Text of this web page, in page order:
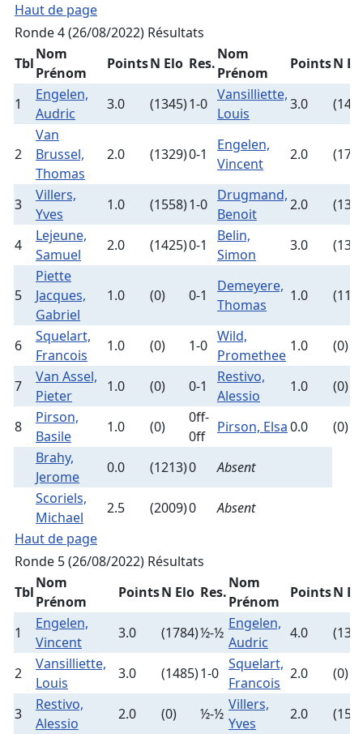
Haut de page
Ronde 4 (26/08/2022) Résultats
Tbl
Nom
Prénom
PointsN Elo Res.
Nom
Prénom
PointsN
1
Engelen,
Audric
3.0 (1345)1-0
Vansilliette,
Louis
3.0
2
Van
Brussel,
Thomas
2.0 (1329)0-1
Engelen,
Vincent
2.0
3
Villers,
Yves
1.0 (1558)1-0
Drugmand,
Benoit
2.0
4
Lejeune,
Samuel
2.0 (1425)0-1
Belin,
Simon
3.0
5
Piette
Jacques,
Gabriel
1.0 (0) 0-1
Demeyere,
Thomas
1.0
6
Squelart,
Francois
1.0 (0) 1-0
Wild,
Promethee
1.0 (0)
7
Van Assel,
Pieter
1.0 (0) 0-1
Restivo,
Alessio
1.0 (0)
8
Pirson,
Basile
1.0 (0)
0ff-
0ff
Pirson, Elsa0.0
(0)
Brahy,
Jerome
0.0 (1213)0
Absent
Scoriels,
Michael
2.5 (2009)0
Absent
Haut de page
Ronde 5 (26/08/2022) Résultats
Tbl
Nom
Prénom
PointsN Elo Res.
Nom
Prénom
PointsN
1
Engelen,
Vincent
3.0 (1784)½-½
Engelen,
Audric
4.0
2
Vansilliette,
Louis
3.0 (1485)1-0
Squelart,
Francois
2.0 (0)
3
Restivo,
Alessio
2.0 (0) ½-½
Villers,
Yves
2.0